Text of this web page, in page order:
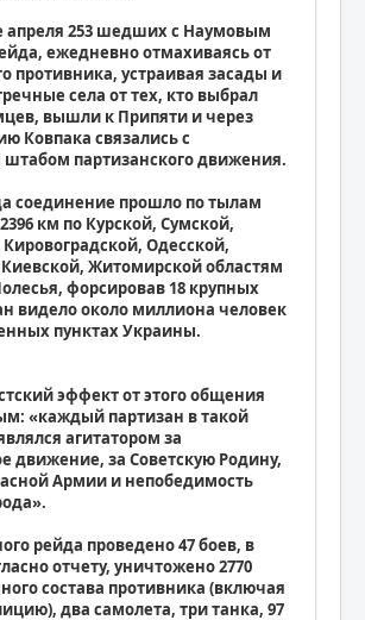
апреля 253 шедших с Наумовым
ежедневно отмахиваясь от
противника, устраивая засады и
села от тех, кто выбрал
вышли к Припяти и через
Ковпака связались с
партизанского движения.
соединение прошло по тылам
км по Курской, Сумской,
Одесской,
Житомирской областям
форсировав 18 крупных
видело около миллиона человек
пунктах Украины.
эффект от этого общения
«каждый партизан в такой
агитатором за
движение, за Советскую Родину,
Армии и непобедимость
рейда проведено 47 боев, в
отчету, уничтожено 2770
состава противника (включая
два самолета, три танка, 97